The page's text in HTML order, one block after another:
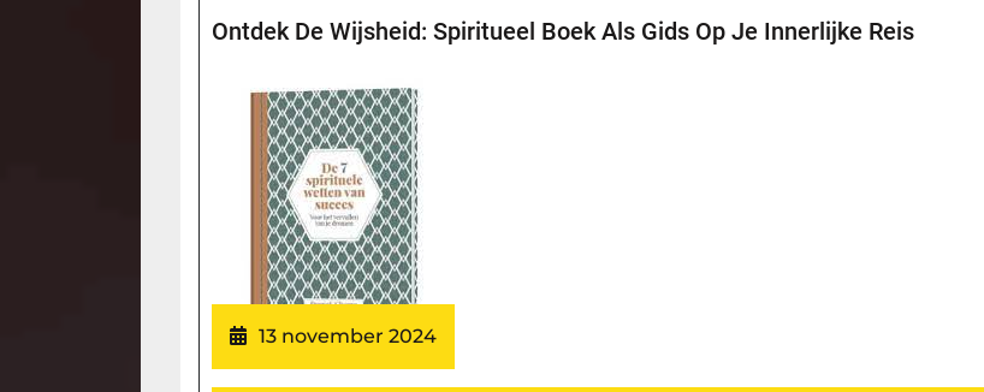
Ontdek De Wijsheid: Spiritueel Boek Als Gids Op Je Innerlijke Reis
13 november 2024